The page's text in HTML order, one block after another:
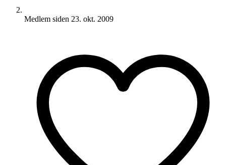
Medlem siden 23. okt. 2009